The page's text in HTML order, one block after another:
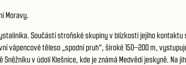
Moravy.
Součástí stroňské skupiny v blízkosti jejího
těleso „spodní pruh“, široké 150–200 m,
v údolí Klešnice, kde je známá Medvědí jeskyně. Na